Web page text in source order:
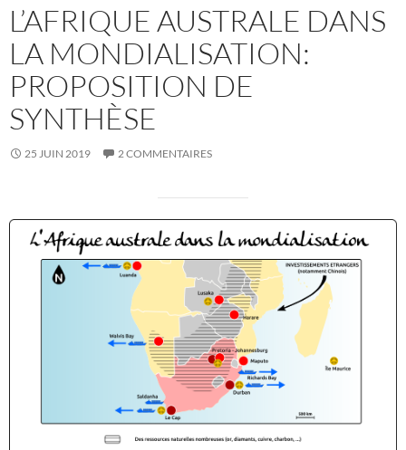
L’AFRIQUE AUSTRALE DANS
LA MONDIALISATION:
PROPOSITION DE
SYNTHÈSE
25 JUIN 2019 2 COMMENTAIRES